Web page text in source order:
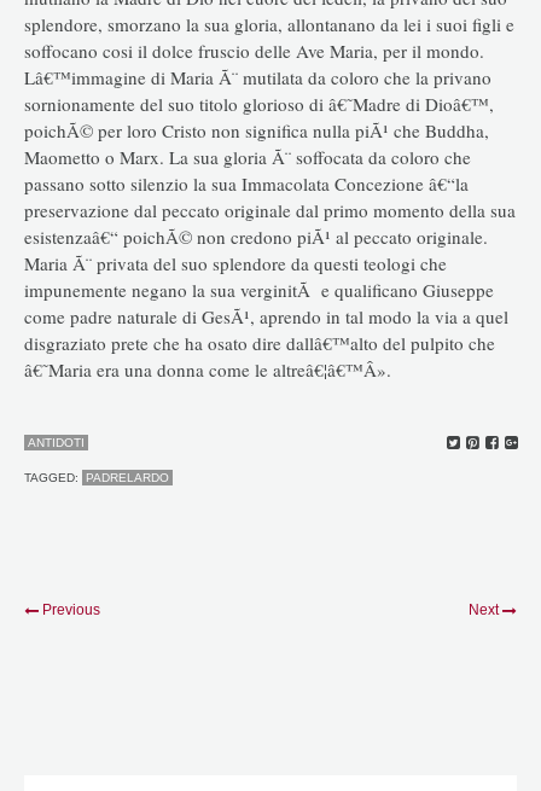
splendore, smorzano la sua gloria, allontanano da lei i suoi figli e
soffocano cosi il dolce fruscio delle Ave Maria, per il mondo.
Lâ€™immagine di Maria Ã¨ mutilata da coloro che la privano
sornionamente del suo titolo glorioso di â€˜Madre di Dioâ€™,
poichÃ© per loro Cristo non significa nulla piÃ¹ che Buddha,
Maometto o Marx. La sua gloria Ã¨ soffocata da coloro che
passano sotto silenzio la sua Immacolata Concezione â€“la
preservazione dal peccato originale dal primo momento della sua
esistenzaâ€“ poichÃ© non credono piÃ¹ al peccato originale.
Maria Ã¨ privata del suo splendore da questi teologi che
impunemente negano la sua verginitÃ e qualificano Giuseppe
come padre naturale di GesÃ¹, aprendo in tal modo la via a quel
disgraziato prete che ha osato dire dallâ€™alto del pulpito che
â€˜Maria era una donna come le altreâ€¦â€™Â».
ANTIDOTI
TAGGED: PADRELARDO
Previous Next